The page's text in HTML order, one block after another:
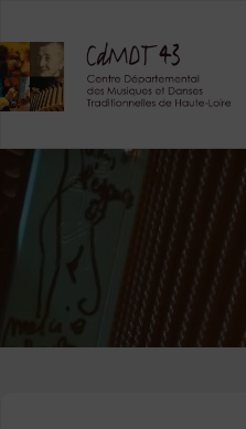
content